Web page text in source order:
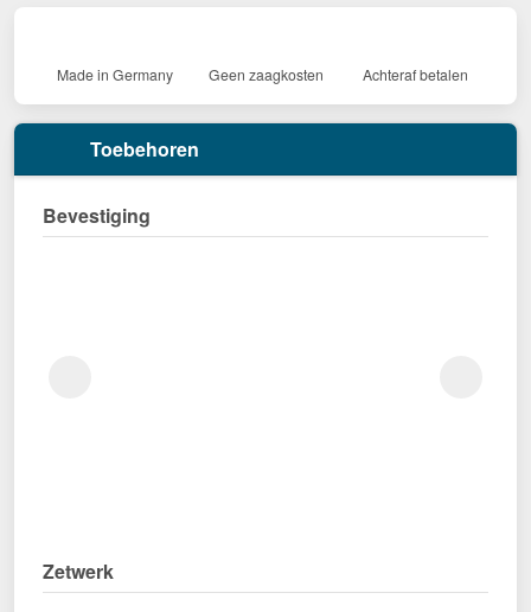
Made in Germany Geen zaagkosten Achteraf betalen
Toebehoren
Bevestiging
Zetwerk